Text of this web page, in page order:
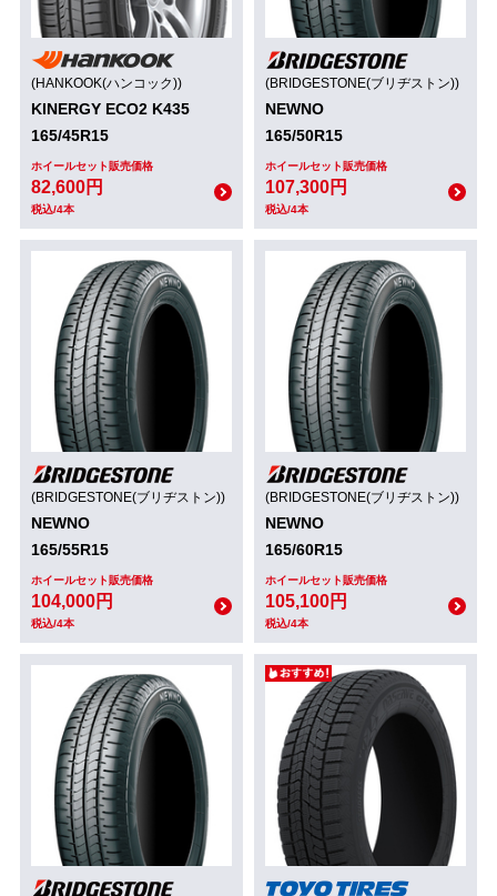
(HANKOOK(ハンコック))
KINERGY ECO2 K435
165/45R15
ホイールセット販売価格
82,600円
税込/4本
(BRIDGESTONE(ブリヂストン))
NEWNO
165/50R15
ホイールセット販売価格
107,300円
税込/4本
(BRIDGESTONE(ブリヂストン))
NEWNO
165/55R15
ホイールセット販売価格
104,000円
税込/4本
(BRIDGESTONE(ブリヂストン))
NEWNO
165/60R15
ホイールセット販売価格
105,100円
税込/4本